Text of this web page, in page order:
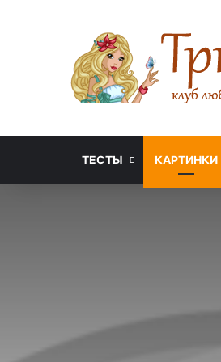
ТЕСТЫ КАРТИНКИ